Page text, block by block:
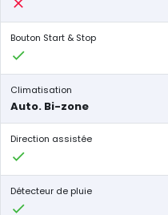
Bouton Start & Stop
Climatisation
Auto. Bi-zone
Direction assistée
Détecteur de pluie